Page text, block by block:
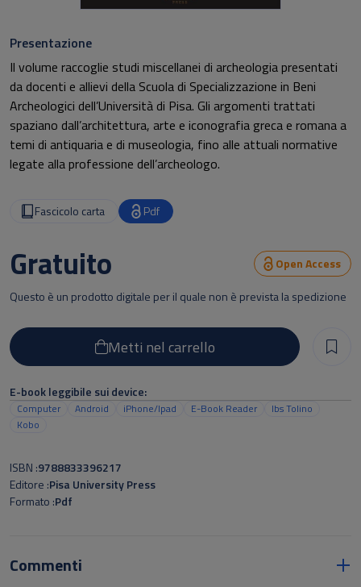
Presentazione
Il volume raccoglie studi miscellanei di archeologia presentati
da docenti e allievi della Scuola di Specializzazione in Beni
Archeologici dell’Università di Pisa. Gli argomenti trattati
spaziano dall’architettura, arte e iconografia greca e romana a
temi di antiquaria e di museologia, fino alle attuali normative
legate alla professione dell’archeologo.
Fascicolo carta Pdf
Gratuito Open Access
Metti nel carrello
Questo è un prodotto digitale per il quale non è prevista la spedizione
E-book leggibile sui device:
Computer Android iPhone/Ipad E-Book Reader
Ibs Tolino
Kobo
ISBN 9788833396217
Editore Pisa University Press
Formato Pdf
Commenti